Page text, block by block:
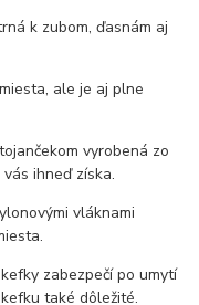
k zubom, ďasnám aj
ale je aj plne
vyrobená zo
ihneď získa.
vláknami
zabezpečí po umytí
také dôležité.